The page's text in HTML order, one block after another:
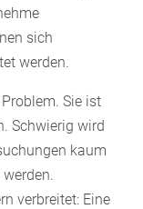
sich
werden.
Sie ist
Schwierig wird
kaum
verbreitet: Eine